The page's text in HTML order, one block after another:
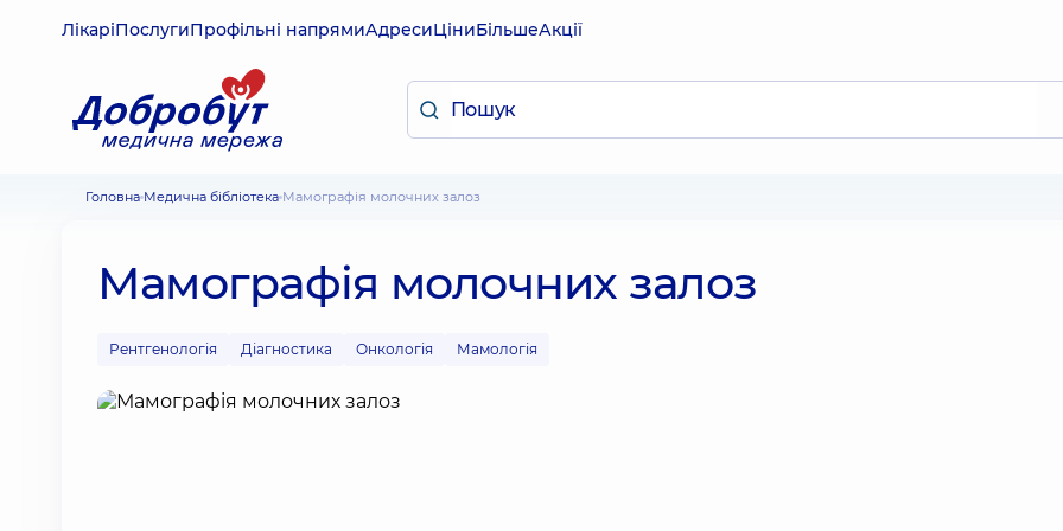
ЛікаріПослугиПрофільні напрямиАдресиЦіниБільшеАкції
Головна Медична бібліотека Мамографія молочних залоз
Мамографія молочних залоз
Рентгенологія Діагностика Онкологія Мамологія